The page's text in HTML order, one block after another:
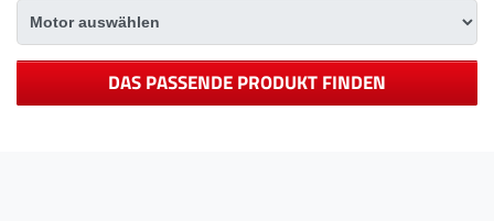
DAS PASSENDE PRODUKT FINDEN